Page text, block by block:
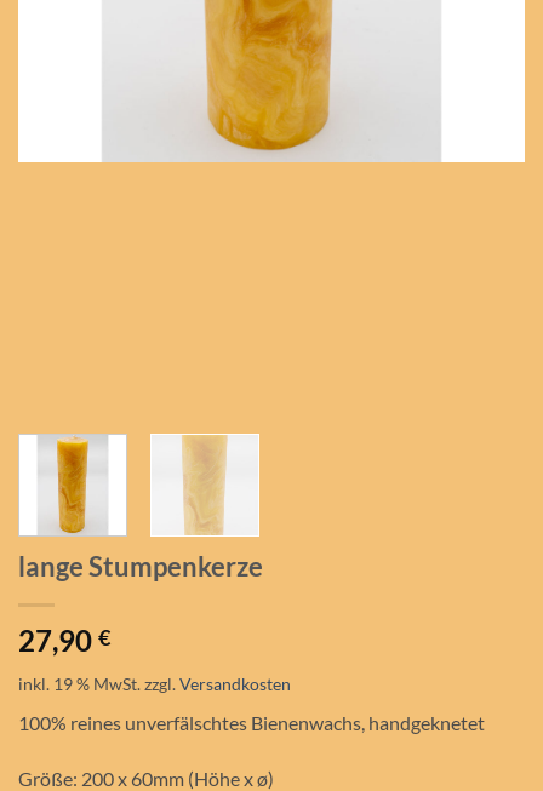
lange Stumpenkerze
27,90 €
inkl. 19 % MwSt.zzgl.Versandkosten
100% reines unverfälschtes Bienenwachs, handgeknetet
Größe: 200 x 60mm (Höhe x ø)